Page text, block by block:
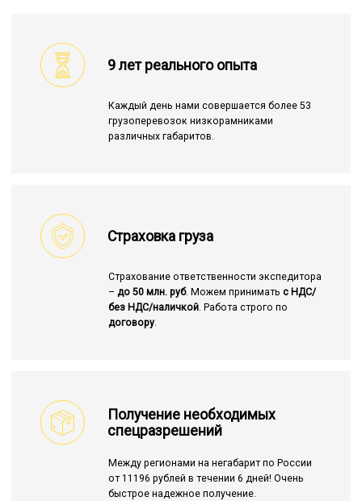
9 лет реального опыта
Каждый день нами совершается более 53
грузоперевозок низкорамниками
различных габаритов.
Страховка груза
Страхование ответственности экспедитора
– до 50 млн. руб. Можем принимать с НДС/
без НДС/наличкой. Работа строго по
договору.
Получение необходимых
спецразрешений
Между регионами на негабарит по России
от 11196 рублей в течении 6 дней! Очень
быстрое надежное получение.